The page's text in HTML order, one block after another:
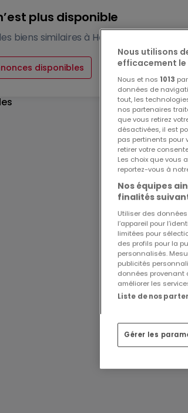
plus disponible
biens similaires à Hellange
disponibles
Nous utilisons
efficacement le
Nous et nos 1013
données de
tout, les
nos partenaires
que vous retirez
désactivées, il est
pas pertinents pour
retirer votre
Les choix que vous
reportez-vous à
Nos équipes
finalités
Utiliser des
l’appareil pour
limitées pour
des profils pour la
personnalisés.
publicités
données provenant
améliorer les
Liste de nos
Gérer les